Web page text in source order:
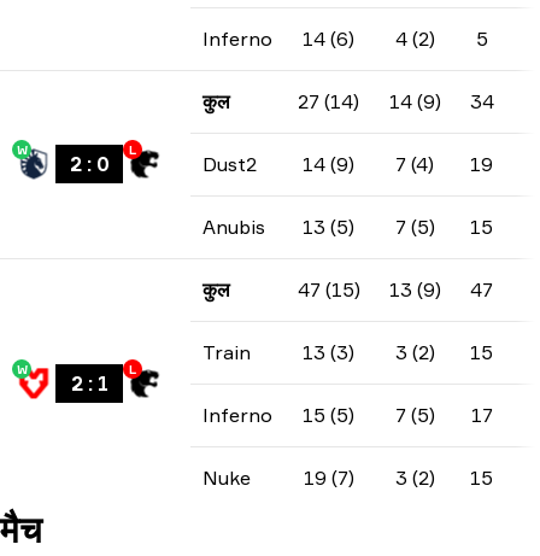
Inferno 14 (6) 4 (2) 5
W
2: 0
L
कुल 27 (14) 14 (9) 34
Dust2 14 (9) 7 (4) 19
Anubis 13 (5) 7 (5) 15
W
2: 1
L
कुल 47 (15) 13 (9) 47
Train 13 (3) 3 (2) 15
Inferno 15 (5) 7 (5) 17
Nuke 19 (7) 3 (2) 15
मैच